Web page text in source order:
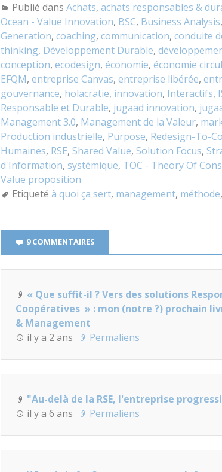
Publié dans Achats, achats responsables &
Ocean - Value Innovation, BSC, Business Analysis,
Generation, coaching, communication, conduite
thinking, Développement Durable,
conception, ecodesign, économie, économie
EFQM, entreprise Canvas, entreprise libérée,
gouvernance, holacratie, innovation, Interactifs,
Responsable et Durable, jugaad innovation,
Management 3.0, Management de la Valeur,
Production industrielle, Purpose, Redesign-To-
Humaines, RSE, Shared Value, Solution Focus,
d'Information, systémique, TOC - Theory Of
Value proposition
Etiqueté à quoi ça sert, management, méthode,
9 COMMENTAIRES
« Que suffit-il ? Vers des solutions
Coopératives » : mon (notre ?) prochain
& Management
il y a 2 ans
Permaliens
"Au-delà de la RSE, l'entreprise
il y a 6 ans
Permaliens